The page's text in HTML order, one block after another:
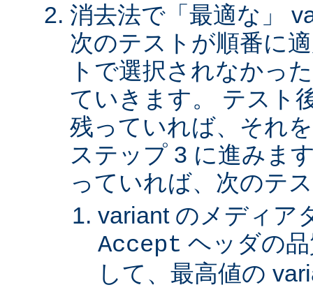
消去法で「最適な」
次のテストが順番に
トで選択されなかっ
ていきます。 テスト
残っていれば、それ
ステップ 3 に進みま
っていれば、次のテ
variant のメディア
Accept ヘッダの
して、最高値の